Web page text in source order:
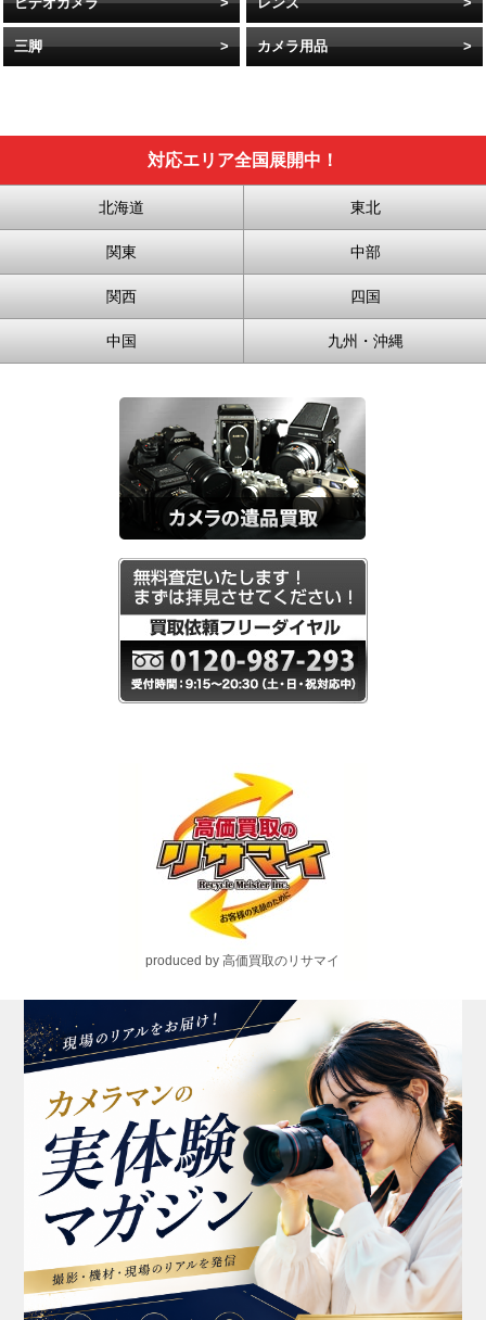
三脚 カメラ用品
対応エリア全国展開中！
北海道 東北
関東 中部
関西 四国
中国 九州・沖縄
produced by 高価買取のリサマイ